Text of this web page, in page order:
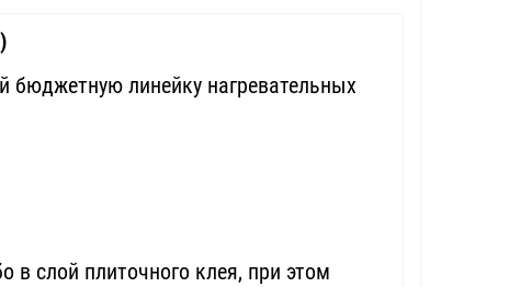
бюджетную линейку нагревательных
слой плиточного клея, при этом